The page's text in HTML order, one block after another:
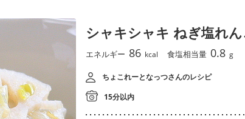
シャキシャキ ねぎ塩れ
エネルギー 86 kcal 食塩相当量 0.8 g
ちょこれーとなっつさんのレシピ
15分以内